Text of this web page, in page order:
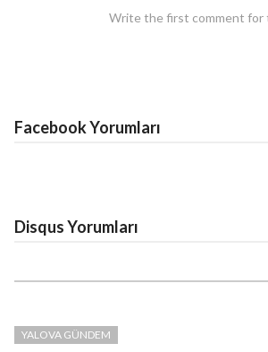
Write the first comment for
Facebook Yorumları
Disqus Yorumları
YALOVA GÜNDEM